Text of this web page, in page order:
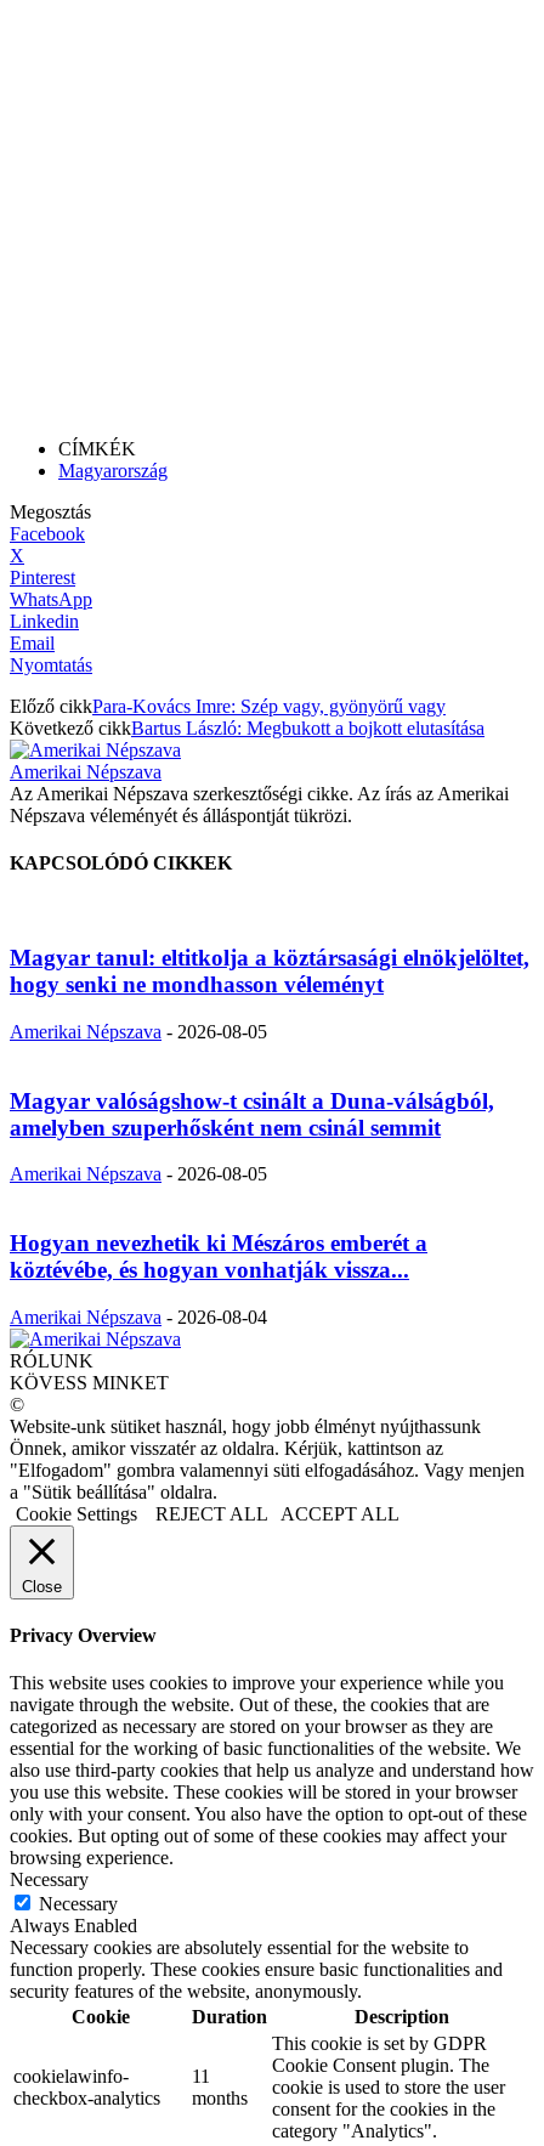
CÍMKÉK
Magyarország
Megosztás
Facebook
X
Pinterest
WhatsApp
Linkedin
Email
Nyomtatás
Előző cikkPara-Kovács Imre: Szép vagy, gyönyörű vagy
Következő cikkBartus László: Megbukott a bojkott elutasítása
Amerikai Népszava
Az Amerikai Népszava szerkesztőségi cikke. Az írás az Amerikai
Népszava véleményét és álláspontját tükrözi.
KAPCSOLÓDÓ CIKKEK
Magyar tanul: eltitkolja a köztársasági elnökjelöltet,
hogy senki ne mondhasson véleményt
Amerikai Népszava - 2026-08-05
Magyar valóságshow-t csinált a Duna-válságból,
amelyben szuperhősként nem csinál semmit
Amerikai Népszava - 2026-08-05
Hogyan nevezhetik ki Mészáros emberét a
köztévébe, és hogyan vonhatják vissza...
Amerikai Népszava - 2026-08-04
RÓLUNK
KÖVESS MINKET
©
Website-unk sütiket használ, hogy jobb élményt nyújthassunk
Önnek, amikor visszatér az oldalra. Kérjük, kattintson az
"Elfogadom" gombra valamennyi süti elfogadásához. Vagy menjen
a "Sütik beállítása" oldalra.
Cookie Settings
REJECT ALL ACCEPT ALL
Close
Privacy Overview
This website uses cookies to improve your experience while you
navigate through the website. Out of these, the cookies that are
categorized as necessary are stored on your browser as they are
essential for the working of basic functionalities of the website. We
also use third-party cookies that help us analyze and understand how
you use this website. These cookies will be stored in your browser
only with your consent. You also have the option to opt-out of these
cookies. But opting out of some of these cookies may affect your
browsing experience.
Necessary
Necessary
Always Enabled
Necessary cookies are absolutely essential for the website to
function properly. These cookies ensure basic functionalities and
security features of the website, anonymously.
Cookie
Duration Description
cookielawinfo-
checkbox-analytics
11
months
This cookie is set by GDPR
Cookie Consent plugin. The
cookie is used to store the user
consent for the cookies in the
category "Analytics".